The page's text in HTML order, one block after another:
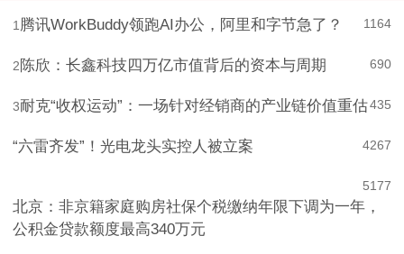
1164
1 腾讯WorkBuddy领跑AI办公，阿里和字节急了？
690
2 陈欣：长鑫科技四万亿市值背后的资本与周期
435
3耐克“收权运动”：一场针对经销商的产业链价值重估
267
4
“六雷齐发”！光电龙头实控人被立案
177
5
北京：非京籍家庭购房社保个税缴纳年限下调为一年，
公积金贷款额度最高340万元